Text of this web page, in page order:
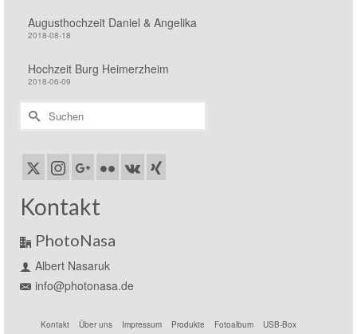
Augusthochzeit Daniel & Angelika
2018-08-18
Hochzeit Burg Heimerzheim
2018-06-09
Suchen
nach:
Kontakt
PhotoNasa
Albert Nasaruk
info@photonasa.de
Kontakt Über uns Impressum Produkte Fotoalbum USB-Box